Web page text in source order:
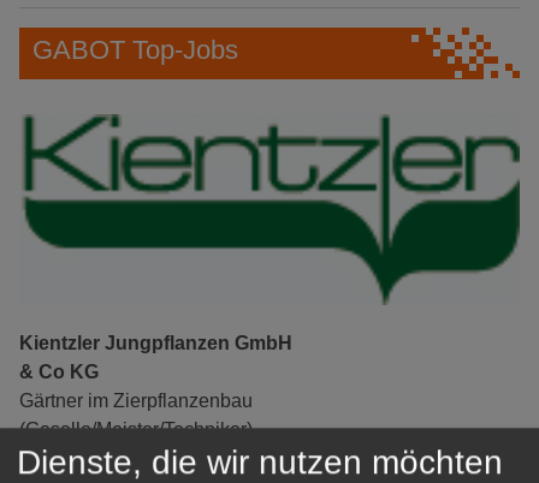
GABOT Top-Jobs
Kientzler Jungpflanzen GmbH
& Co KG
Gärtner im Zierpflanzenbau
(Geselle/Meister/Techniker)
(m/w/d)
Dienste, die wir nutzen möchten